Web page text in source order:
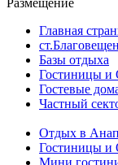
Размещение
Главная
Базы отдыха
Гостиницы и
Гостевые
Частный
Отдых в
Гостиницы и
Мини